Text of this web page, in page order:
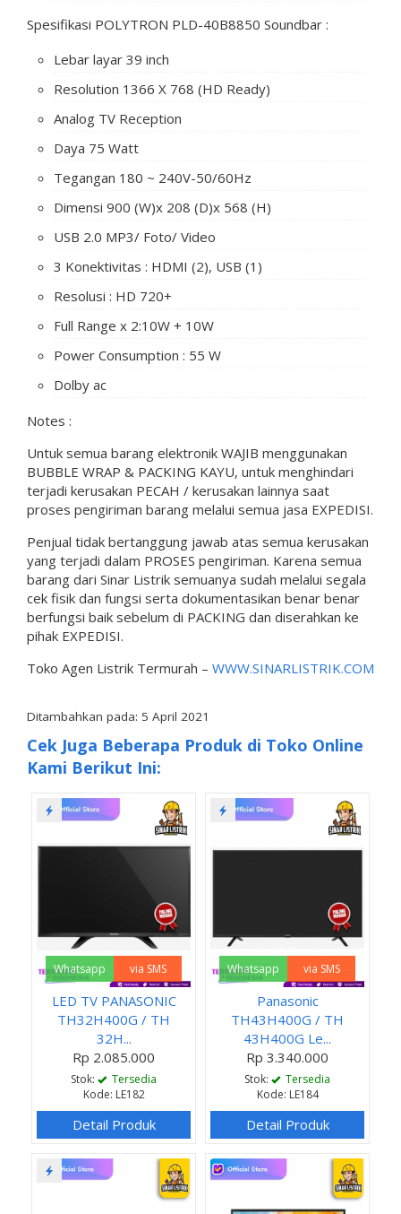
Spesifikasi POLYTRON PLD-40B8850 Soundbar :
Lebar layar 39 inch
Resolution 1366 X 768 (HD Ready)
Analog TV Reception
Daya 75 Watt
Tegangan 180 ~ 240V-50/60Hz
Dimensi 900 (W)x 208 (D)x 568 (H)
USB 2.0 MP3/ Foto/ Video
3 Konektivitas : HDMI (2), USB (1)
Resolusi : HD 720+
Full Range x 2:10W + 10W
Power Consumption : 55 W
Dolby ac
Notes :
Untuk semua barang elektronik WAJIB menggunakan
BUBBLE WRAP & PACKING KAYU, untuk menghindari
terjadi kerusakan PECAH / kerusakan lainnya saat
proses pengiriman barang melalui semua jasa EXPEDISI.
Penjual tidak bertanggung jawab atas semua kerusakan
yang terjadi dalam PROSES pengiriman. Karena semua
barang dari Sinar Listrik semuanya sudah melalui segala
cek fisik dan fungsi serta dokumentasikan benar benar
berfungsi baik sebelum di PACKING dan diserahkan ke
pihak EXPEDISI.
Toko Agen Listrik Termurah – WWW.SINARLISTRIK.COM
Ditambahkan pada: 5 April 2021
Cek Juga Beberapa Produk di Toko Online
Kami Berikut Ini:
Whatsapp via SMS
LED TV PANASONIC
TH32H400G / TH
32H...
Rp 2.085.000
Stok:
Tersedia
Kode: LE182
Detail Produk
Whatsapp via SMS
Panasonic
TH43H400G / TH
43H400G Le...
Rp 3.340.000
Stok:
Tersedia
Kode: LE184
Detail Produk